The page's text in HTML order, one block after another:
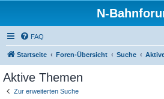
N-
FAQ
Startseite Foren-Übersicht Suche
Aktive Themen
Zur erweiterten Suche